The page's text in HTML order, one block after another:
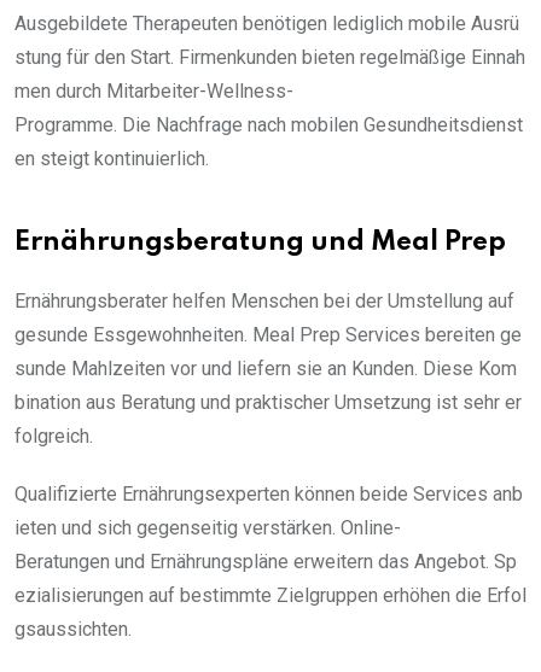
Ausgebildete Therapeuten benötigen lediglich mobile Ausrü
stung für den Start. Firmenkunden bieten regelmäßige Einnah
men durch Mitarbeiter-Wellness-
Programme. Die Nachfrage nach mobilen Gesundheitsdienst
en steigt kontinuierlich.
Ernährungsberatung und Meal Prep
Ernährungsberater helfen Menschen bei der Umstellung auf
gesunde Essgewohnheiten. Meal Prep Services bereiten ge
sunde Mahlzeiten vor und liefern sie an Kunden. Diese Kom
bination aus Beratung und praktischer Umsetzung ist sehr er
folgreich.
Qualifizierte Ernährungsexperten können beide Services anb
ieten und sich gegenseitig verstärken. Online-
Beratungen und Ernährungspläne erweitern das Angebot. Sp
ezialisierungen auf bestimmte Zielgruppen erhöhen die Erfol
gsaussichten.